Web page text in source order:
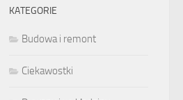
KATEGORIE
Budowa i remont
Ciekawostki